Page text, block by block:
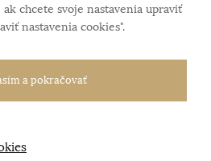
web stránky.
s.r.o.
ak chcete svoje nastavenia upraviť
nastavenia cookies".
a pokračovať